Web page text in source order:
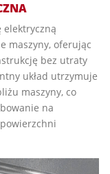
elektryczną
maszyny, oferując
bez utraty
układ utrzymuje
maszyny, co
na